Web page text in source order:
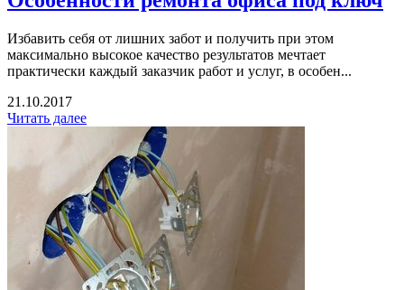
Избавить себя от лишних забот и получить при этом
максимально высокое качество результатов мечтает
практически каждый заказчик работ и услуг, в особен...
21.10.2017
Читать далее